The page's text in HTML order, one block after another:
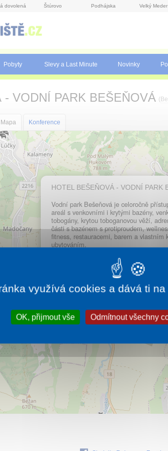
dovolená Štúrovo Podhájska Velký Meder
Pobyty Slevy a Last Minute Novinky
- VODNÍ PARK BEŠEŇOVÁ (
Mapa Konference
HOTEL BEŠEŇOVÁ - VODNÍ PARK
Vodní park Bešeňová je celoročně
areál s venkovními i krytými bazény,
tobogány, krytou toboganovou věží,
části s bazénem s protiproudem,
fitness, restauracemi, barem a vlastním
ubytováním.
využívá cookies a dává ti
OK, přijmout vše Odmítnout všechny